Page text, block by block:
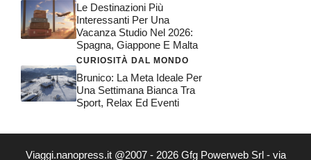
Le Destinazioni Più
Interessanti Per Una
Vacanza Studio Nel 2026:
Spagna, Giappone E Malta
CURIOSITÀ DAL MONDO
Brunico: La Meta Ideale Per
Una Settimana Bianca Tra
Sport, Relax Ed Eventi
Viaggi.nanopress.it @2007 - 2026 Gfg Powerweb Srl - via